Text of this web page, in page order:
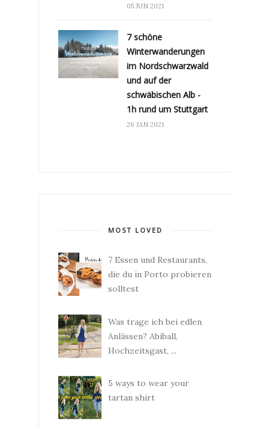
05 JUN 2021
7 schöne
Winterwanderungen
im Nordschwarzwald
und auf der
schwäbischen Alb -
1h rund um Stuttgart
26 JAN 2021
MOST LOVED
7 Essen und Restaurants,
die du in Porto probieren
solltest
Was trage ich bei edlen
Anlässen? Abiball,
Hochzeitsgast, ...
5 ways to wear your
tartan shirt